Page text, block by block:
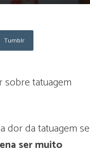
Tumblr
sobre tatuagem
dor da tatuagem se
ser muito